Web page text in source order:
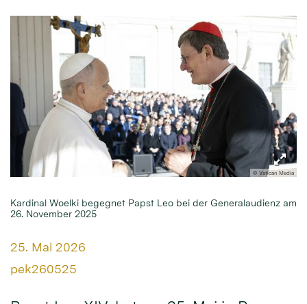
© Vatican Media
Kardinal Woelki begegnet Papst Leo bei der Generalaudienz am
26. November 2025
Datum:
25. Mai 2026
Von:
pek260525